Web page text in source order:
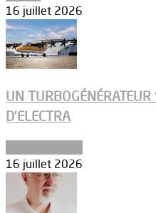
16 juillet 2026
UN
D’ELECTRA
16 juillet 2026